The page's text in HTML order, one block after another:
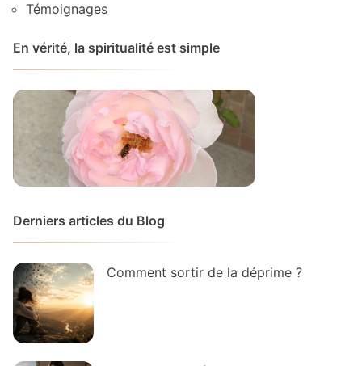
Témoignages
En vérité, la spiritualité est simple
Derniers articles du Blog
Comment sortir de la déprime ?